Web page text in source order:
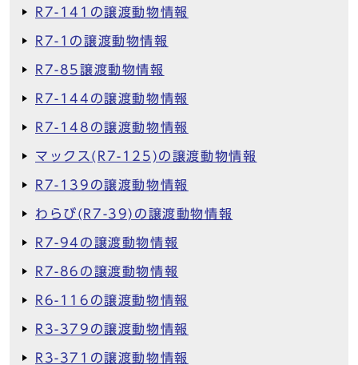
R7-141の譲渡動物情報
R7-1の譲渡動物情報
R7-85譲渡動物情報
R7-144の譲渡動物情報
R7-148の譲渡動物情報
マックス(R7-125)の譲渡動物情報
R7-139の譲渡動物情報
わらび(R7-39)の譲渡動物情報
R7-94の譲渡動物情報
R7-86の譲渡動物情報
R6-116の譲渡動物情報
R3-379の譲渡動物情報
R3-371の譲渡動物情報